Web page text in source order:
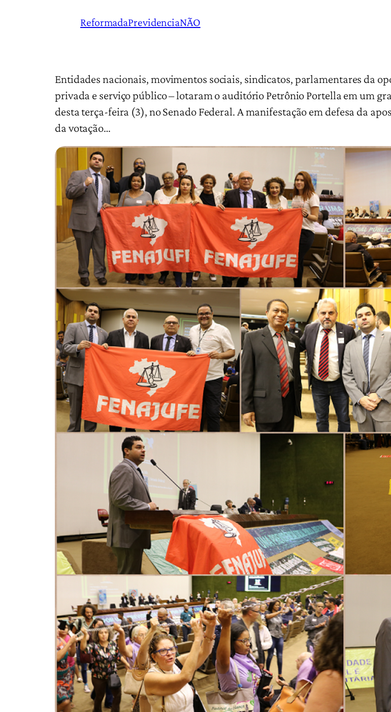
ReformadaPrevidenciaNÃO
Entidades nacionais, movimentos sociais, sindicatos, parlamentares da
privada e serviço público – lotaram o auditório Petrônio Portella em um
desta terça-feira (3), no Senado Federal. A manifestação em defesa da
da votação…